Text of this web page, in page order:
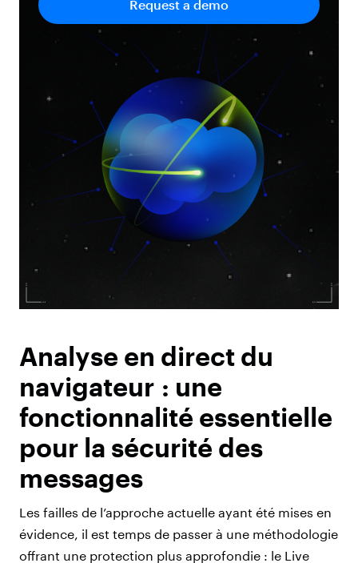
Request a demo
Analyse en direct du
navigateur : une
fonctionnalité essentielle
pour la sécurité des
messages
Les failles de l’approche actuelle ayant été mises en
évidence, il est temps de passer à une méthodologie
offrant une protection plus approfondie : le Live